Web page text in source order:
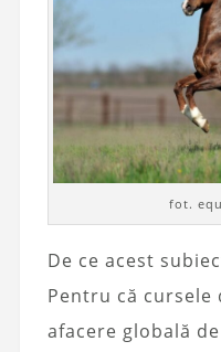
fot.
De ce acest
Pentru că cursele
afacere globală